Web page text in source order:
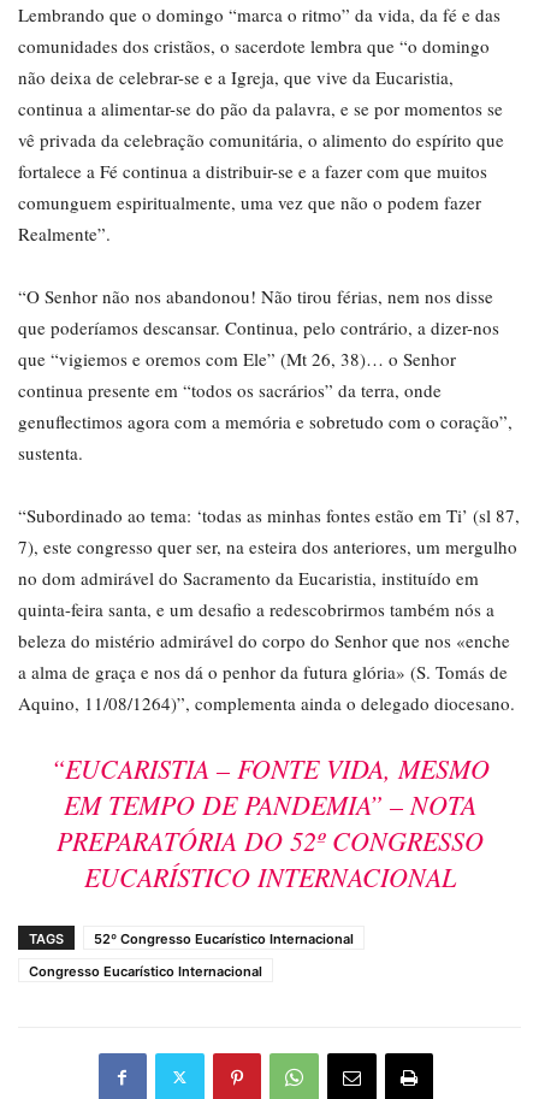
Lembrando que o domingo “marca o ritmo” da vida, da fé e das
comunidades dos cristãos, o sacerdote lembra que “o domingo
não deixa de celebrar-se e a Igreja, que vive da Eucaristia,
continua a alimentar-se do pão da palavra, e se por momentos se
vê privada da celebração comunitária, o alimento do espírito que
fortalece a Fé continua a distribuir-se e a fazer com que muitos
comunguem espiritualmente, uma vez que não o podem fazer
Realmente”.
“O Senhor não nos abandonou! Não tirou férias, nem nos disse
que poderíamos descansar. Continua, pelo contrário, a dizer-nos
que “vigiemos e oremos com Ele” (Mt 26, 38)… o Senhor
continua presente em “todos os sacrários” da terra, onde
genuflectimos agora com a memória e sobretudo com o coração”,
sustenta.
“Subordinado ao tema: ‘todas as minhas fontes estão em Ti’ (sl 87,
7), este congresso quer ser, na esteira dos anteriores, um mergulho
no dom admirável do Sacramento da Eucaristia, instituído em
quinta-feira santa, e um desafio a redescobrirmos também nós a
beleza do mistério admirável do corpo do Senhor que nos «enche
a alma de graça e nos dá o penhor da futura glória» (S. Tomás de
Aquino, 11/08/1264)”, complementa ainda o delegado diocesano.
“EUCARISTIA – FONTE VIDA, MESMO
EM TEMPO DE PANDEMIA” – NOTA
PREPARATÓRIA DO 52º CONGRESSO
EUCARÍSTICO INTERNACIONAL
TAGS
52º Congresso Eucarístico Internacional
Congresso Eucarístico Internacional